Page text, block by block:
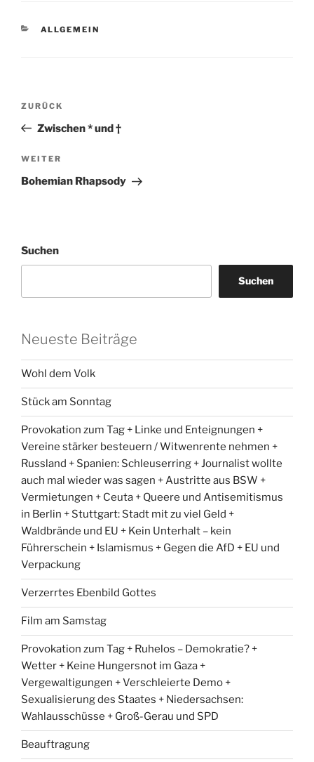
KATEGORIEN
ALLGEMEIN
Beitragsnavigation
Vorheriger
Beitrag
ZURÜCK
Zwischen * und †
Nächster
Beitrag
WEITER
Bohemian Rhapsody
Suchen
Suchen
Neueste Beiträge
Wohl dem Volk
Stück am Sonntag
Provokation zum Tag + Linke und Enteignungen +
Vereine stärker besteuern / Witwenrente nehmen +
Russland + Spanien: Schleuserring + Journalist wollte
auch mal wieder was sagen + Austritte aus BSW +
Vermietungen + Ceuta + Queere und Antisemitismus
in Berlin + Stuttgart: Stadt mit zu viel Geld +
Waldbrände und EU + Kein Unterhalt – kein
Führerschein + Islamismus + Gegen die AfD + EU und
Verpackung
Verzerrtes Ebenbild Gottes
Film am Samstag
Provokation zum Tag + Ruhelos – Demokratie? +
Wetter + Keine Hungersnot im Gaza +
Vergewaltigungen + Verschleierte Demo +
Sexualisierung des Staates + Niedersachsen:
Wahlausschüsse + Groß-Gerau und SPD
Beauftragung